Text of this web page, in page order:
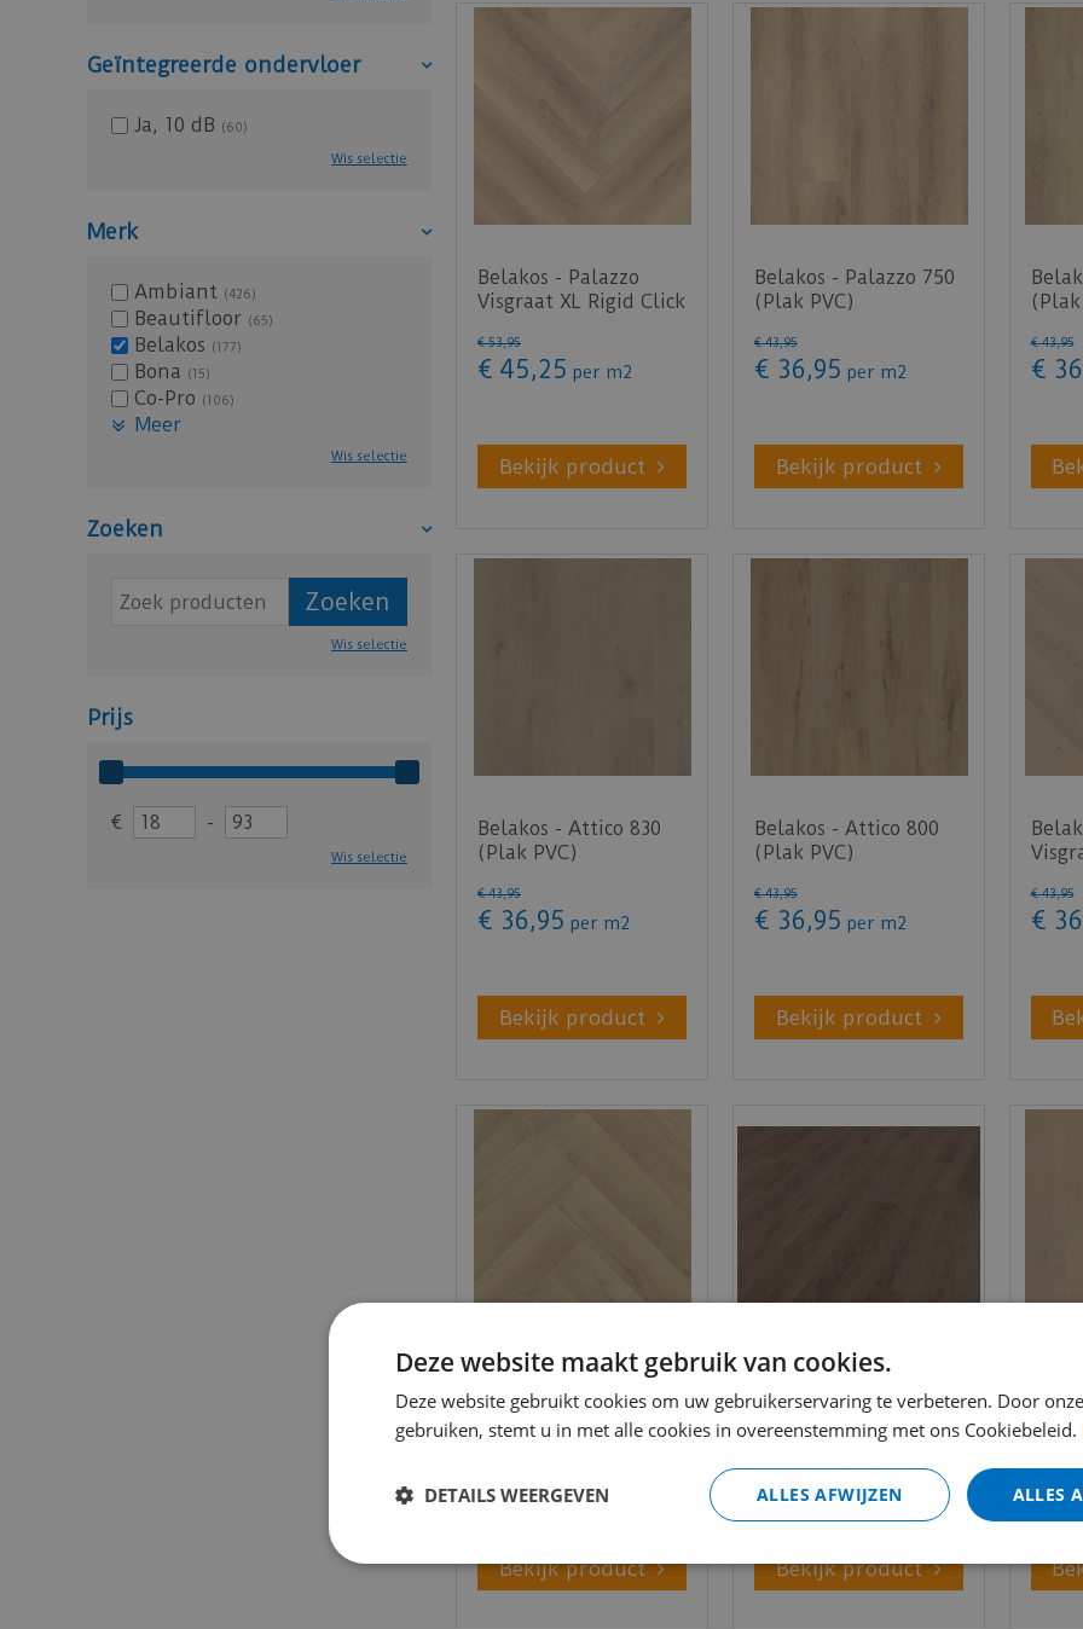
Belakos - Palazzo
Visgraat XL Rigid Click
€ 53,95
€ 45,25 per m2
Bekijk product
Belakos - Palazzo 750
(Plak PVC)
€ 43,95
€ 36,95 per m2
Bekijk product
(Plak
€ 43,95
€ 36
Belakos - Attico 830
(Plak PVC)
€ 43,95
€ 36,95 per m2
Bekijk product
Belakos - Attico 800
(Plak PVC)
€ 43,95
€ 36,95 per m2
Bekijk product
€ 43,95
€ 36
Belakos - Palazzo
Visgraat XL 72 (Plak
PVC)
€
Bekijk product
Belakos - Monastro
900 (Plak PVC)
€ 36,95 per m2
Bekijk product
Rigid
PVC)
€ 45
Geïntegreerde ondervloer
Ja, 10 dB (60)
Wis selectie
Merk
Ambiant (426)
Beautifloor (65)
Belakos (177)
Bona (15)
Co-Pro (106)
Meer
Wis selectie
Zoeken
Wis selectie
Prijs
€ -
Wis selectie
Deze website maakt gebruik van cookies.
Deze website gebruikt cookies om uw gebruikerservaring te verbeteren. Door
gebruiken, stemt u in met alle cookies in overeenstemming met ons Cookiebeleid.
ALLES
ALLES AFWIJZEN
DETAILS WEERGEVEN